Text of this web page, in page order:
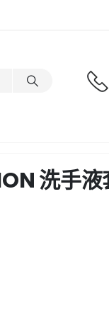
洗手液